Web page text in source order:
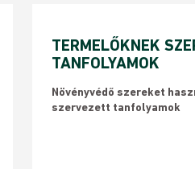
TERMELŐKNEK
TANFOLYAMOK
Növényvédő szereket
szervezett tanfolyamok